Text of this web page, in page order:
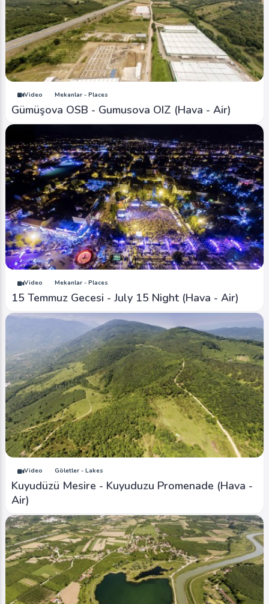
Video Mekanlar - Places
Gümüşova OSB - Gumusova OIZ (Hava - Air)
Video Mekanlar - Places
15 Temmuz Gecesi - July 15 Night (Hava - Air)
Video Göletler - Lakes
Kuyudüzü Mesire - Kuyuduzu Promenade (Hava -
Air)